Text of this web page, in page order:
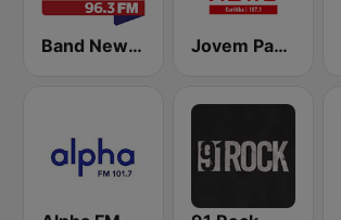
Band News FM 96.3 Curitiba Jovem Pan News Curitiba